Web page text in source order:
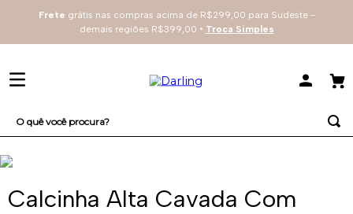
Frete grátis nas compras acima de R$299,00 para Sudeste -
demais regiões R$399,00 • Troca Simples
Calcinha Alta Cavada Com